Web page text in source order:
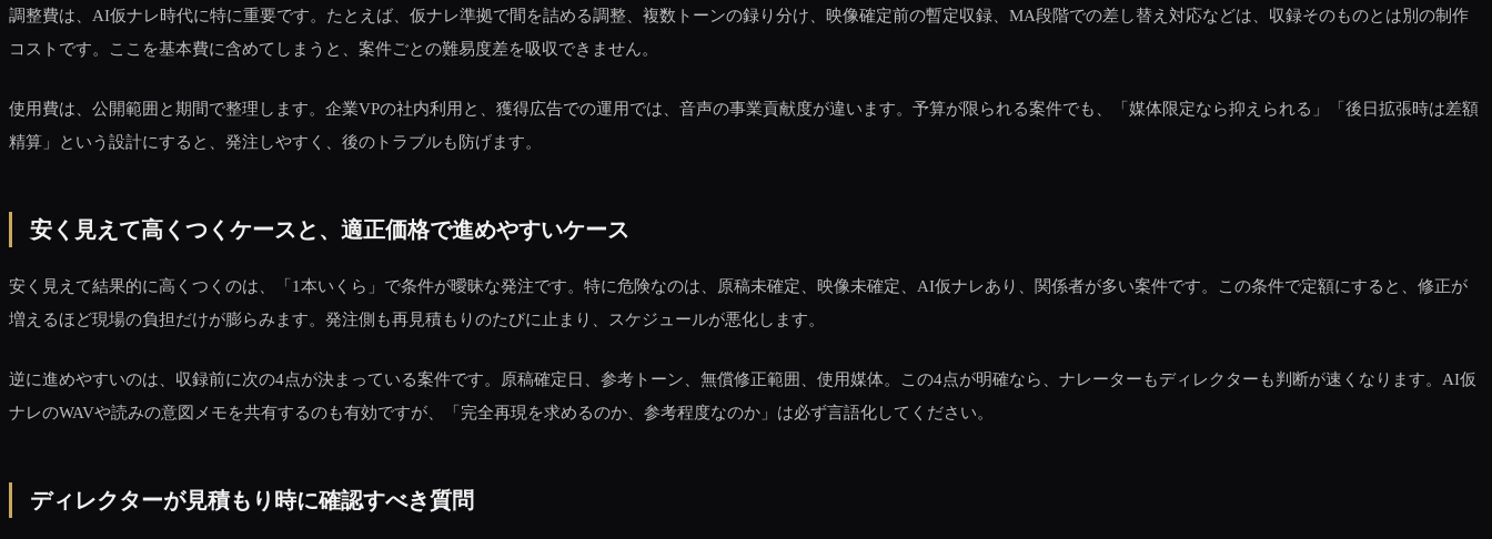
調整費は、AI仮ナレ時代に特に重要です。たとえば、仮ナレ準拠で間を詰める調整、複数トーンの録り分け、映像確定前の暫定収録、MA段階での差し替え対応などは、収録そのものとは別の制作
コストです。ここを基本費に含めてしまうと、案件ごとの難易度差を吸収できません。
使用費は、公開範囲と期間で整理します。企業VPの社内利用と、獲得広告での運用では、音声の事業貢献度が違います。予算が限られる案件でも、「媒体限定なら抑えられる」「後日拡張時は差額
精算」という設計にすると、発注しやすく、後のトラブルも防げます。
安く見えて高くつくケースと、適正価格で進めやすいケース
安く見えて結果的に高くつくのは、「1本いくら」で条件が曖昧な発注です。特に危険なのは、原稿未確定、映像未確定、AI仮ナレあり、関係者が多い案件です。この条件で定額にすると、修正が
増えるほど現場の負担だけが膨らみます。発注側も再見積もりのたびに止まり、スケジュールが悪化します。
逆に進めやすいのは、収録前に次の4点が決まっている案件です。原稿確定日、参考トーン、無償修正範囲、使用媒体。この4点が明確なら、ナレーターもディレクターも判断が速くなります。AI仮
ナレのWAVや読みの意図メモを共有するのも有効ですが、「完全再現を求めるのか、参考程度なのか」は必ず言語化してください。
ディレクターが見積もり時に確認すべき質問